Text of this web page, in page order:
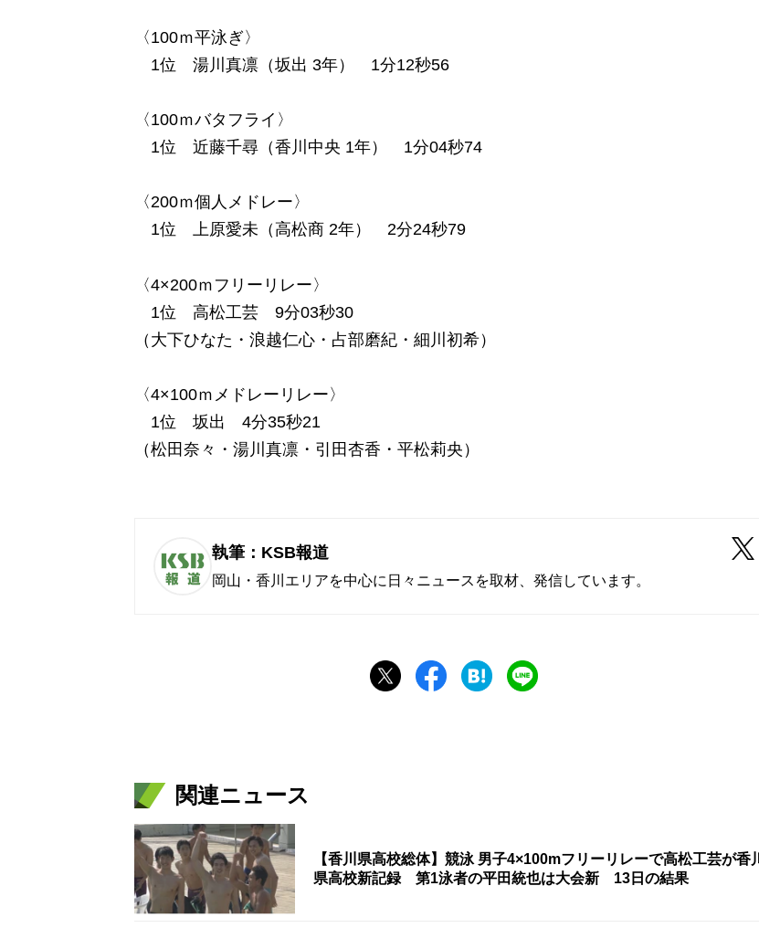
〈100ｍ平泳ぎ〉
1位 湯川真凛（坂出 3年） 1分12秒56
〈100ｍバタフライ〉
1位 近藤千尋（香川中央 1年） 1分04秒74
〈200ｍ個人メドレー〉
1位 上原愛未（高松商 2年） 2分24秒79
〈4×200ｍフリーリレー〉
1位 高松工芸 9分03秒30
（大下ひなた・浪越仁心・占部磨紀・細川初希）
〈4×100ｍメドレーリレー〉
1位 坂出 4分35秒21
（松田奈々・湯川真凛・引田杏香・平松莉央）
執筆：KSB報道
岡山・香川エリアを中心に日々ニュースを取材、発信しています。
関連ニュース
【香川県高校総体】競泳 男子4×100mフリーリレーで高松工芸が香川
県高校新記録 第1泳者の平田統也は大会新 13日の結果